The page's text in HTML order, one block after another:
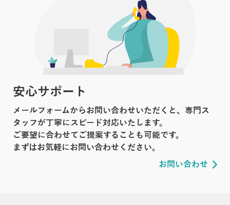
安心サポート
メールフォームからお問い合わせいただくと、専門ス
タッフが丁寧にスピード対応いたします。
ご要望に合わせてご提案することも可能です。
まずはお気軽にお問い合わせください。
お問い合わせ